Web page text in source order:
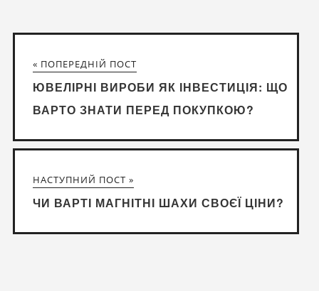
« ПОПЕРЕДНІЙ ПОСТ
ЮВЕЛІРНІ ВИРОБИ ЯК ІНВЕСТИЦІЯ: ЩО
ВАРТО ЗНАТИ ПЕРЕД ПОКУПКОЮ?
НАСТУПНИЙ ПОСТ »
ЧИ ВАРТІ МАГНІТНІ ШАХИ СВОЄЇ ЦІНИ?